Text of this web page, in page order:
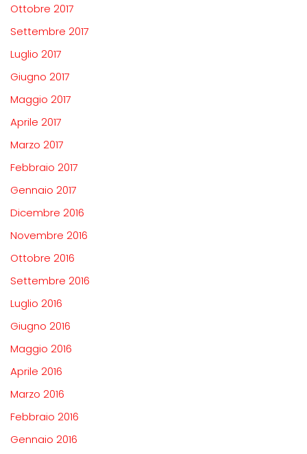
Ottobre 2017
Settembre 2017
Luglio 2017
Giugno 2017
Maggio 2017
Aprile 2017
Marzo 2017
Febbraio 2017
Gennaio 2017
Dicembre 2016
Novembre 2016
Ottobre 2016
Settembre 2016
Luglio 2016
Giugno 2016
Maggio 2016
Aprile 2016
Marzo 2016
Febbraio 2016
Gennaio 2016